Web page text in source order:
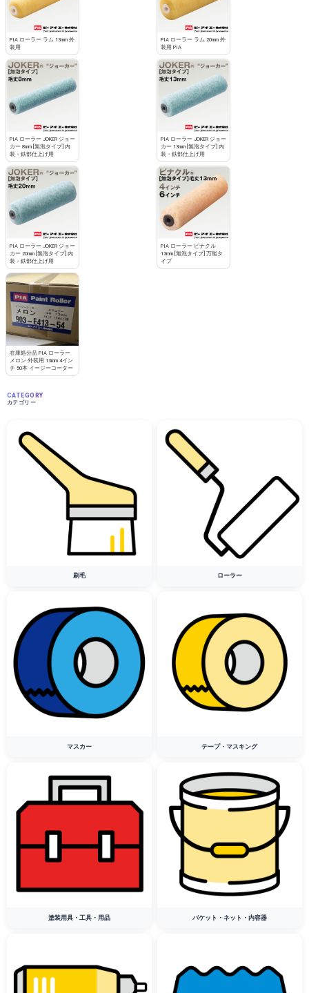
PIA ローラー ラム 13mm 外
装用
PIA ローラー ラム 20mm 外
装用 PIA
PIA ローラー JOKER ジョー
カー 8mm [無泡タイプ] 内
装・鉄部仕上げ用
PIA ローラー JOKER ジョー
カー 13mm [無泡タイプ] 内
装・鉄部仕上げ用
PIA ローラー JOKER ジョー
カー 20mm [無泡タイプ] 内
装・鉄部仕上げ用
PIA ローラー ピナクル
13mm [無泡タイプ] 万能タ
イプ
在庫処分品 PIA ローラー
メロン 外装用 13mm 4イン
チ 50本 イージーコーター
CATEGORY
カテゴリー
刷毛 ローラー
マスカー テープ・マスキング
塗装用具・工具・用品 バケット・ネット・内容器